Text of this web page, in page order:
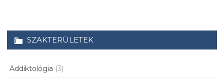
SZAKTERÜLETEK
Addiktológia (3)